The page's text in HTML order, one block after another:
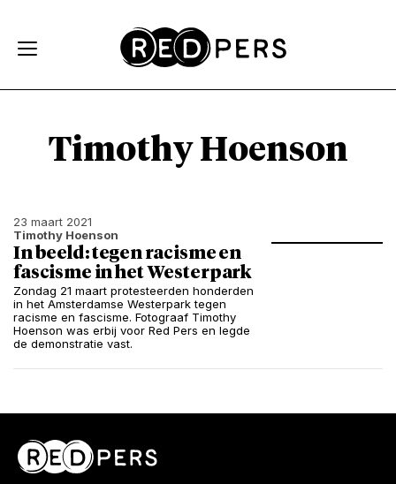
Timothy Hoenson
23 maart 2021
Timothy Hoenson
In beeld: tegen racisme en
fascisme in het Westerpark
Zondag 21 maart protesteerden honderden
in het Amsterdamse Westerpark tegen
racisme en fascisme. Fotograaf Timothy
Hoenson was erbij voor Red Pers en legde
de demonstratie vast.